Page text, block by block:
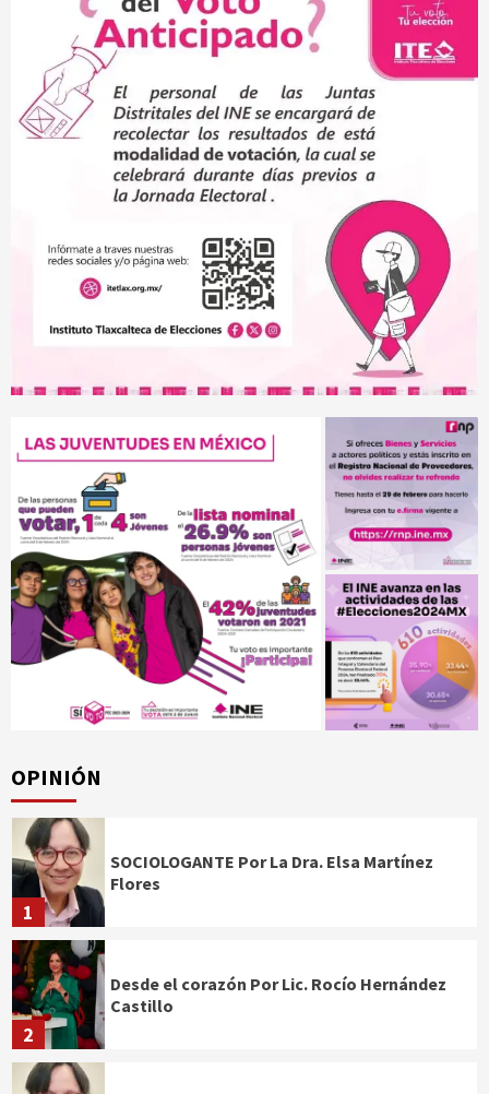
OPINIÓN
1
SOCIOLOGANTE Por La Dra. Elsa Martínez
Flores
2
Desde el corazón Por Lic. Rocío Hernández
Castillo